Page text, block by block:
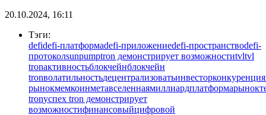
20.10.2024, 16:11
Тэги:
defidefi-платформаdefi-приложениеdefi-пространствоdefi-
протоколsunpumptron демонстрирует возможностиtvltvl
tronактивностьблокчейнблокчейн
tronволатильностьдецентрализоватьинвесторконкуренция
рынокмемкоинметавселеннаямиллиардплатформарынок
tronуспех tron демонстрирует
возможностифинансовыйцифровой